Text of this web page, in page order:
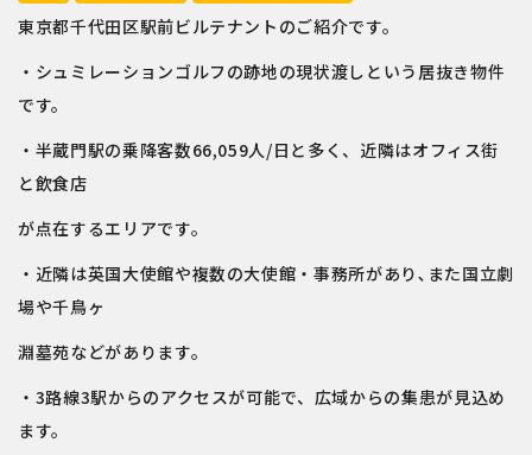
東京都千代⽥区駅前ビルテナントのご紹介です。
・シュミレーションゴルフの跡地の現状渡しという居抜き物件
です。
・半蔵門駅の乗降客数66,059人/日と多く、近隣はオフィス街
と飲食店
が点在するエリアです。
・近隣は英国大使館や複数の大使館・事務所があり､また国立劇
場や千鳥ヶ
淵墓苑などがあります。
・3路線3駅からのアクセスが可能で、広域からの集患が見込め
ます。